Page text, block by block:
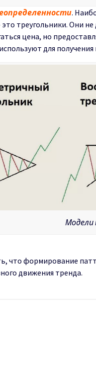
.
это треугольники. Они
цена, но
для
Модели
что формирование
движения тренда.